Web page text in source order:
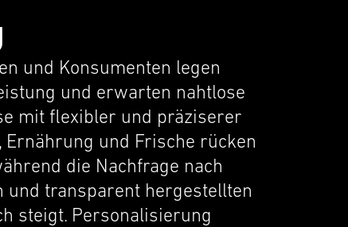
und Konsumenten legen
und erwarten nahtlose
mit flexi­bler und präzis­erer
Ernährung und Frische rücken
die Nachfrage nach
und trans­par­ent hergestell­ten
steigt. Person­al­isierung